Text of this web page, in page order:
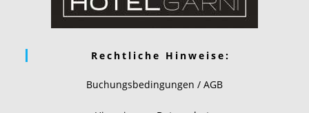
Rechtliche Hinweise:
Buchungsbedingungen / AGB